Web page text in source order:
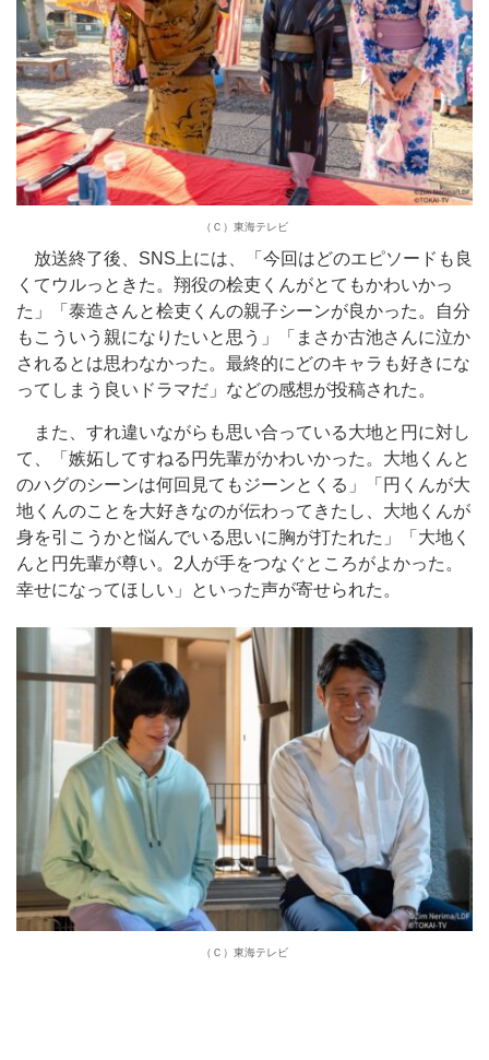
（Ｃ）東海テレビ
放送終了後、SNS上には、「今回はどのエピソードも良
くてウルっときた。翔役の桧吏くんがとてもかわいかっ
た」「泰造さんと桧吏くんの親子シーンが良かった。自分
もこういう親になりたいと思う」「まさか古池さんに泣か
されるとは思わなかった。最終的にどのキャラも好きにな
ってしまう良いドラマだ」などの感想が投稿された。
また、すれ違いながらも思い合っている大地と円に対し
て、「嫉妬してすねる円先輩がかわいかった。大地くんと
のハグのシーンは何回見てもジーンとくる」「円くんが大
地くんのことを大好きなのが伝わってきたし、大地くんが
身を引こうかと悩んでいる思いに胸が打たれた」「大地く
んと円先輩が尊い。2人が手をつなぐところがよかった。
幸せになってほしい」といった声が寄せられた。
（Ｃ）東海テレビ